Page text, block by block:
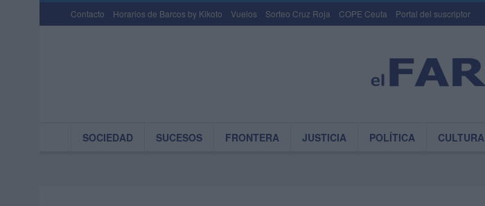
Contacto Horarios de Barcos by Kikoto Vuelos Sorteo Cruz Roja COPE Ceuta Portal del suscriptor
SOCIEDAD SUCESOS FRONTERA JUSTICIA POLÍTICA CULTURA